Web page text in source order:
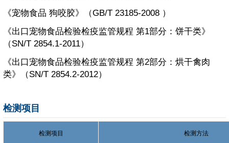
《宠物食品 狗咬胶》（GB/T 23185-2008 ）
《出口宠物食品检验检疫监管规程 第1部分：饼干类》
（SN/T 2854.1-2011）
《出口宠物食品检验检疫监管规程 第2部分：烘干禽肉
类》（SN/T 2854.2-2012）
检测项目
检测项目 检测方法